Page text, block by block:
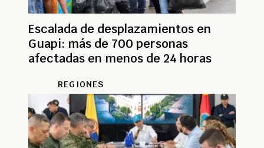
Escalada de desplazamientos en
Guapi: más de 700 personas
afectadas en menos de 24 horas
REGIONES